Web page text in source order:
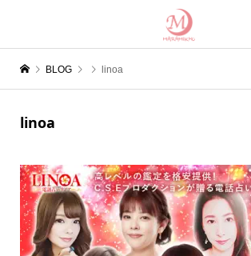
BLOG linoa
linoa